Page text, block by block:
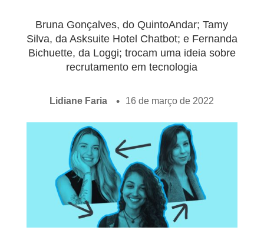
Bruna Gonçalves, do QuintoAndar; Tamy
Silva, da Asksuite Hotel Chatbot; e Fernanda
Bichuette, da Loggi; trocam uma ideia sobre
recrutamento em tecnologia
Lidiane Faria 16 de março de 2022